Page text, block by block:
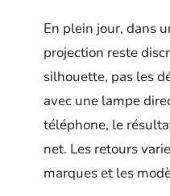
En plein jour, dans
projection reste
silhouette, pas les
avec une lampe
téléphone, le
net. Les retours
marques et les